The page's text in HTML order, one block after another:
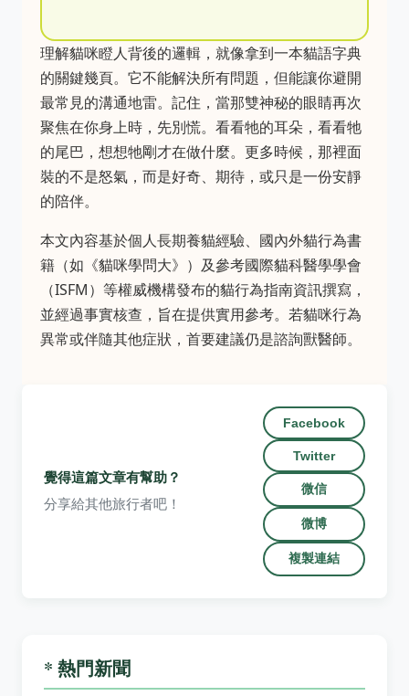
理解貓咪瞪人背後的邏輯，就像拿到一本貓語字典
的關鍵幾頁。它不能解決所有問題，但能讓你避開
最常見的溝通地雷。記住，當那雙神秘的眼睛再次
聚焦在你身上時，先別慌。看看牠的耳朵，看看牠
的尾巴，想想牠剛才在做什麼。更多時候，那裡面
裝的不是怒氣，而是好奇、期待，或只是一份安靜
的陪伴。
本文內容基於個人長期養貓經驗、國內外貓行為書
籍（如《貓咪學問大》）及參考國際貓科醫學學會
（ISFM）等權威機構發布的貓行為指南資訊撰寫，
並經過事實核查，旨在提供實用參考。若貓咪行為
異常或伴隨其他症狀，首要建議仍是諮詢獸醫師。
覺得這篇文章有幫助？
分享給其他旅行者吧！
Facebook
Twitter
微信
微博
複製連結
* 熱門新聞